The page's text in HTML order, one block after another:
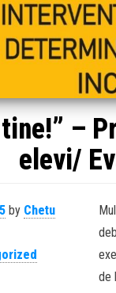
–
elevi/
by Chetu
de